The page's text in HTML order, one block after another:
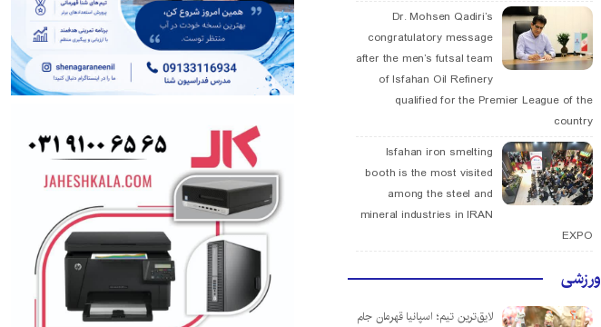
Dr. Mohsen Qadiri’s
congratulatory message
after the men’s futsal team
of Isfahan Oil Refinery
qualified for the Premier League of the
country
Isfahan iron smelting
booth is the most visited
among the steel and
mineral industries in IRAN
EXPO
ورزشی
لایق‌ترین تیم؛ اسپانیا قهرمان جام